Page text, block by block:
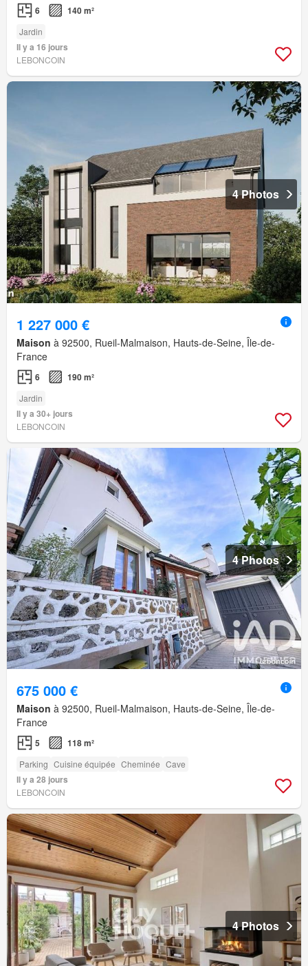
6 140 m²
Jardin
Il y a 16 jours
LEBONCOIN
4 Photos
1 227 000 €
Maison à 92500, Rueil-Malmaison, Hauts-de-Seine, Île-de-
France
6 190 m²
Jardin
Il y a 30+ jours
LEBONCOIN
4 Photos
675 000 €
Maison à 92500, Rueil-Malmaison, Hauts-de-Seine, Île-de-
France
5 118 m²
Parking Cuisine équipée Cheminée Cave
Il y a 28 jours
LEBONCOIN
4 Photos